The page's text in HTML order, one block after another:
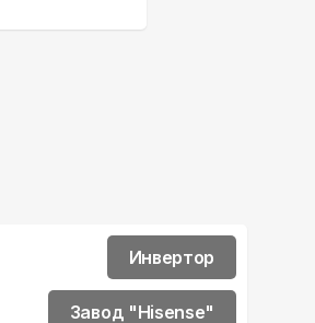
Инвертор
Завод "Hisense"